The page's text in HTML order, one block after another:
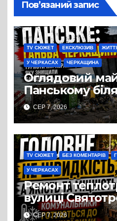
Пов’язаний запис
TV СЮЖЕТ ЕКСКЛЮЗИВ
У ЧЕРКАСАХ ЧЕРКАЩИНА
Оглядовий
Панському
перетворився
сміттєзвалище
СЕР 7, 2026
TV СЮЖЕТ БЕЗ КОМЕНТАРІВ
У ЧЕРКАСАХ
Ремонт
вулиці
затягнувся
СЕР 7, 2026